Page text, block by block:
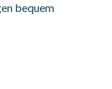
bequem